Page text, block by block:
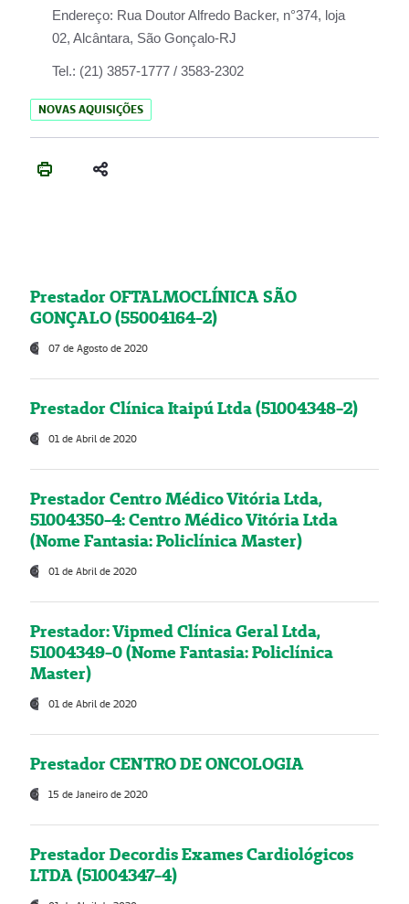
Endereço: Rua Doutor Alfredo Backer, n°374, loja
02, Alcântara, São Gonçalo-RJ
Tel.: (21) 3857-1777 / 3583-2302
NOVAS AQUISIÇÕES
Prestador OFTALMOCLÍNICA SÃO
GONÇALO (55004164-2)
07 de Agosto de 2020
Prestador Clínica Itaipú Ltda (51004348-2)
01 de Abril de 2020
Prestador Centro Médico Vitória Ltda,
51004350-4: Centro Médico Vitória Ltda
(Nome Fantasia: Policlínica Master)
01 de Abril de 2020
Prestador: Vipmed Clínica Geral Ltda,
51004349-0 (Nome Fantasia: Policlínica
Master)
01 de Abril de 2020
Prestador CENTRO DE ONCOLOGIA
15 de Janeiro de 2020
Prestador Decordis Exames Cardiológicos
LTDA (51004347-4)